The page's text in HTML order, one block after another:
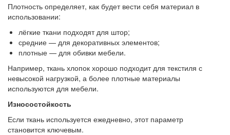
Плотность определяет, как будет вести себя материал в
использовании:
лёгкие ткани подходят для штор;
средние — для декоративных элементов;
плотные — для обивки мебели.
Например, ткань хлопок хорошо подходит для текстиля с
невысокой нагрузкой, а более плотные материалы
используются для мебели.
Износостойкость
Если ткань используется ежедневно, этот параметр
становится ключевым.